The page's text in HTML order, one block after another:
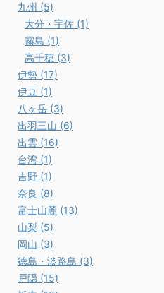
九州 (5)
大分・宇佐 (1)
霧島 (1)
高千穂 (3)
伊勢 (17)
伊豆 (1)
八ヶ岳 (3)
出羽三山 (6)
出雲 (16)
台湾 (1)
吉野 (1)
奈良 (8)
富士山麓 (13)
山梨 (5)
岡山 (3)
徳島・淡路島 (3)
戸隠 (15)